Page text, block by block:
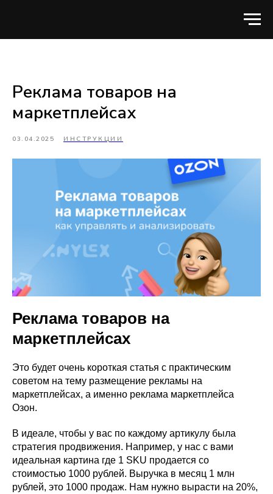
Реклама товаров на
маркетплейсах
03.04.2025 ИНСТРУКЦИИ
Реклама товаров на
маркетплейсах
Это будет очень короткая статья с практическим
советом на тему размещение рекламы на
маркетплейсах, а именно реклама маркетплейса
Озон.
В идеале, чтобы у вас по каждому артикулу была
стратегия продвижения. Например, у нас с вами
идеальная картина где 1 SKU продается со
стоимостью 1000 рублей. Выручка в месяц 1 млн
рублей, это 1000 продаж. Нам нужно вырасти на 20%,